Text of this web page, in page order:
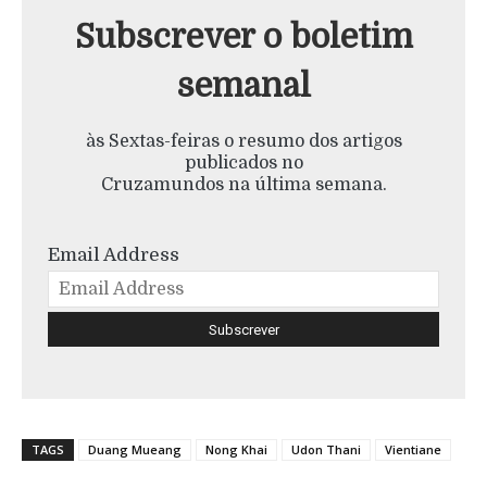
Subscrever o boletim
semanal
às Sextas-feiras o resumo dos artigos
publicados no
Cruzamundos na última semana.
Email Address
TAGS Duang Mueang Nong Khai Udon Thani Vientiane